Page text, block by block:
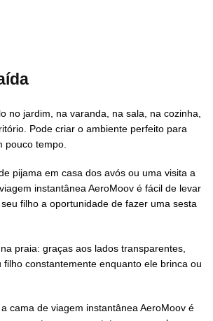
no jardim, na varanda, na sala, na cozinha,
Pode criar o ambiente perfeito para
pouco tempo.
pijama em casa dos avós ou uma visita a
instantânea AeroMoov é fácil de levar
filho a oportunidade de fazer uma sesta
praia: graças aos lados transparentes,
filho constantemente enquanto ele brinca ou
cama de viagem instantânea AeroMoov é